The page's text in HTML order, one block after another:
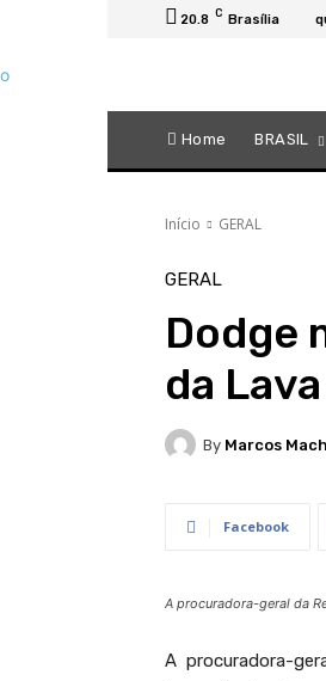
20.8 C Brasília
Home BRASIL
Início GERAL
GERAL
Dodge
da
By Marcos
Facebook
A procuradora-geral da
A procuradora-